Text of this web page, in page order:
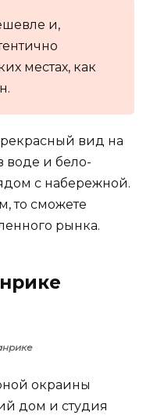
и,
местах, как
вид на
воде и бело-
с набережной.
то сможете
рынка.
окраины
дом и студия